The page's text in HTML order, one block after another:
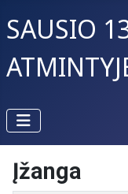
SAUSIO
Įžanga